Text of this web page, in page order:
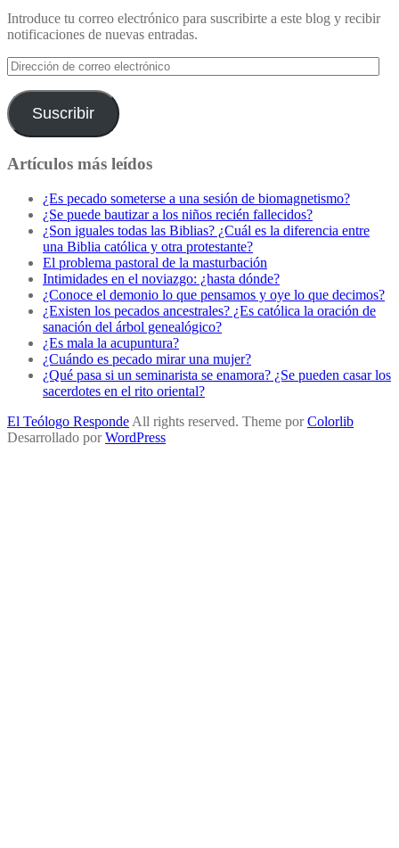
Introduce tu correo electrónico para suscribirte a este blog y recibir
notificaciones de nuevas entradas.
Dirección
de
correo
electrónico
Suscribir
Artículos más leídos
¿Es pecado someterse a una sesión de biomagnetismo?
¿Se puede bautizar a los niños recién fallecidos?
¿Son iguales todas las Biblias? ¿Cuál es la diferencia entre
una Biblia católica y otra protestante?
El problema pastoral de la masturbación
Intimidades en el noviazgo: ¿hasta dónde?
¿Conoce el demonio lo que pensamos y oye lo que decimos?
¿Existen los pecados ancestrales? ¿Es católica la oración de
sanación del árbol genealógico?
¿Es mala la acupuntura?
¿Cuándo es pecado mirar una mujer?
¿Qué pasa si un seminarista se enamora? ¿Se pueden casar los
sacerdotes en el rito oriental?
El Teólogo Responde All rights reserved. Theme porColorlib
Desarrollado porWordPress